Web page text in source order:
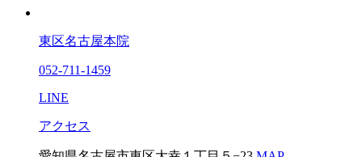
東区名古屋本院
052-711-1459
LINE
アクセス